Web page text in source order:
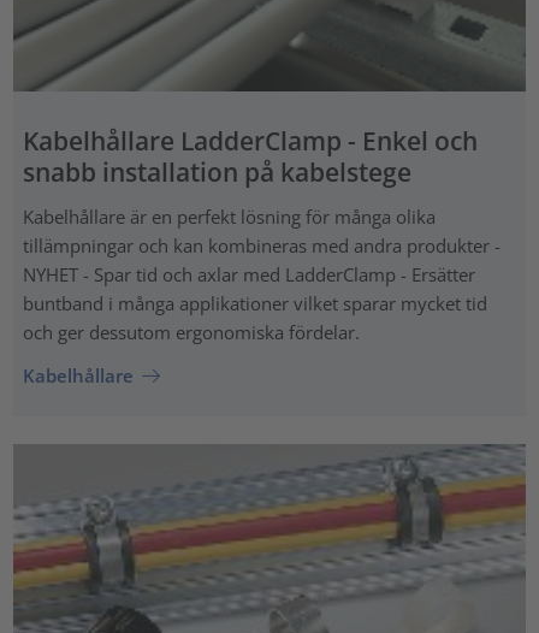
Kabelhållare LadderClamp - Enkel och
snabb installation på kabelstege
Kabelhållare är en perfekt lösning för många olika
tillämpningar och kan kombineras med andra produkter -
NYHET - Spar tid och axlar med LadderClamp - Ersätter
buntband i många applikationer vilket sparar mycket tid
och ger dessutom ergonomiska fördelar.
Kabelhållare